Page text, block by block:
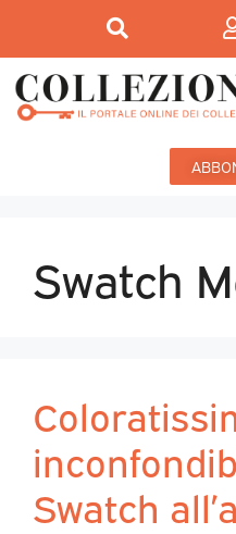
Swatch
Swatch